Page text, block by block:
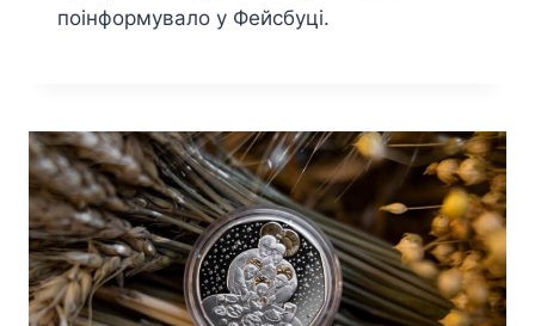
поінформувало у Фейсбуці.